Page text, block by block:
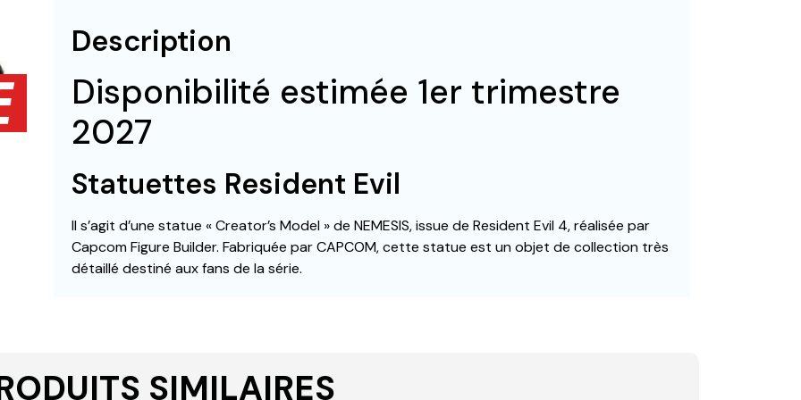
Description
Disponibilité estimée 1er trimestre
2027
Statuettes Resident Evil
Il s’agit d’une statue « Creator’s Model » de NEMESIS, issue de Resident Evil 4, réalisée par
Capcom Figure Builder. Fabriquée par CAPCOM, cette statue est un objet de collection très
détaillé destiné aux fans de la série.
SIMILAIRES